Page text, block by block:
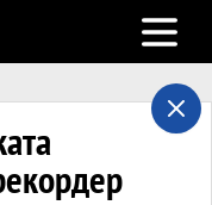
Open